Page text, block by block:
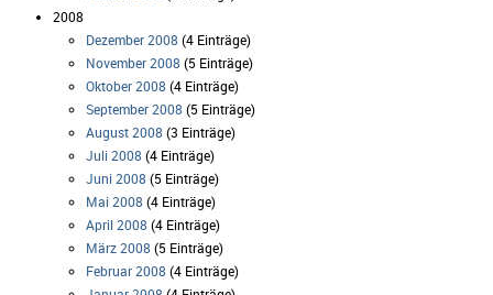
2008
Dezember 2008 (4 Einträge)
November 2008 (5 Einträge)
Oktober 2008 (4 Einträge)
September 2008 (5 Einträge)
August 2008 (3 Einträge)
Juli 2008 (4 Einträge)
Juni 2008 (5 Einträge)
Mai 2008 (4 Einträge)
April 2008 (4 Einträge)
März 2008 (5 Einträge)
Februar 2008 (4 Einträge)